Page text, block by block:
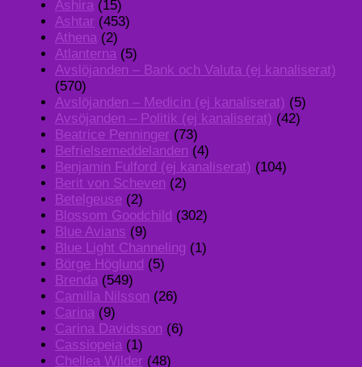
Ashira (15)
Ashtar (453)
Athena (2)
Atlanterna (5)
Avslöjanden – Bank och Valuta (ej kanaliserat)
(570)
Avslöjanden – Medicin (ej kanaliserat) (5)
Avsöjanden – Politik (ej kanaliserat) (42)
Beatrice Penninger (73)
Befrielsemeddelanden (4)
Benjamin Fulford (ej kanaliserat) (104)
Berit von Scheven (2)
Betelgeuse (2)
Blossom Goodchild (302)
Blue Avians (9)
Blue Light Channeling (1)
Börge Höglund (5)
Brenda (549)
Camilla Nilsson (26)
Carina (9)
Carina Davidsson (6)
Cassiopeia (1)
Chellea Wilder (48)